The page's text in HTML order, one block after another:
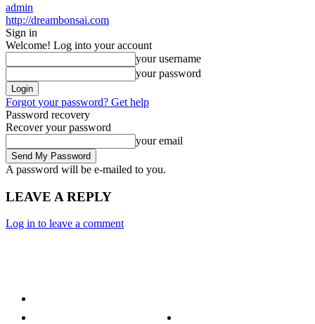
admin
http://dreambonsai.com
Sign in
Welcome! Log into your account
your username
your password
Forgot your password? Get help
Password recovery
Recover your password
your email
A password will be e-mailed to you.
LEAVE A REPLY
Log in to leave a comment